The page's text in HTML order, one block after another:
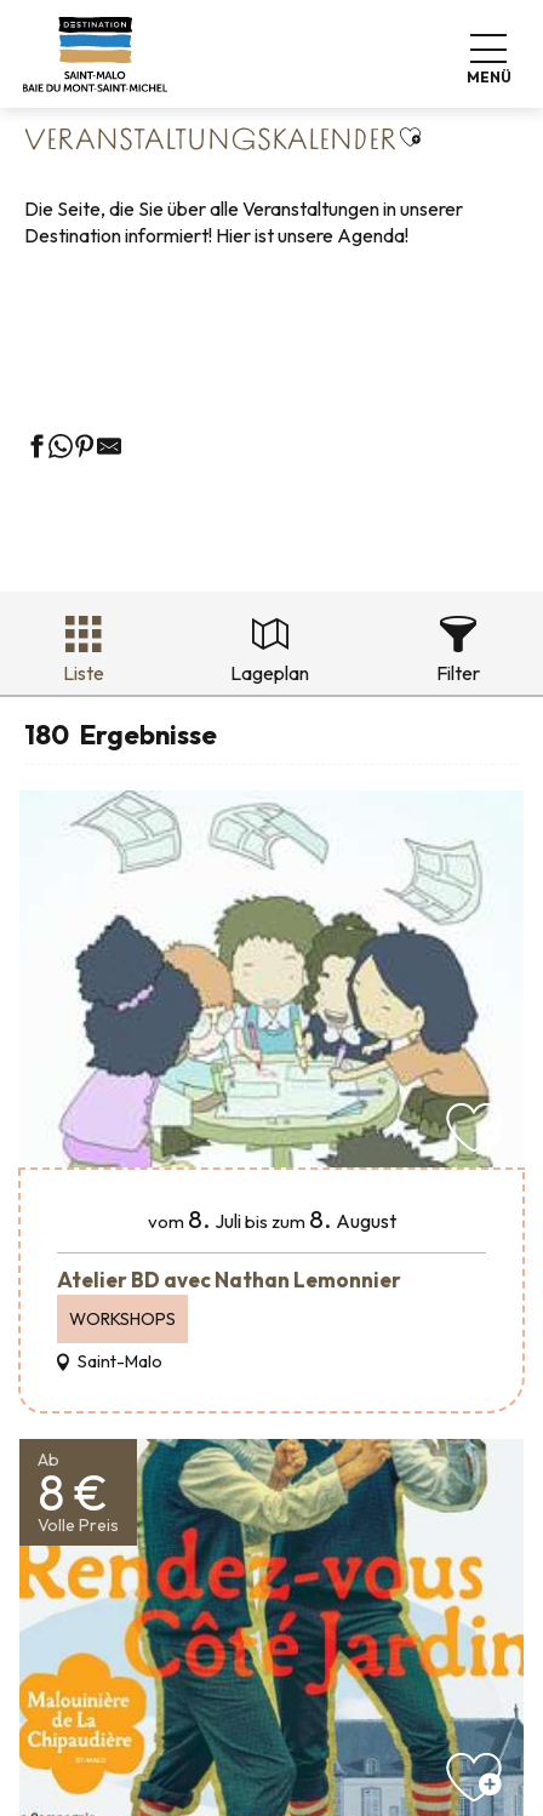
contenu
MENÜ
Startseite
Veranstaltungskalender
VERANSTALTUNGSKALENDERAjouter aux
Die Seite, die Sie über alle Veranstaltungen in unserer
Destination informiert! Hier ist unsere Agenda!
Liste Lageplan Filter
180 Ergebnisse
vom 8. Julibis zum 8. August
Atelier BD avec Nathan Lemonnier
WORKSHOPS
Saint-Malo
Ab
8 €
Volle Preis